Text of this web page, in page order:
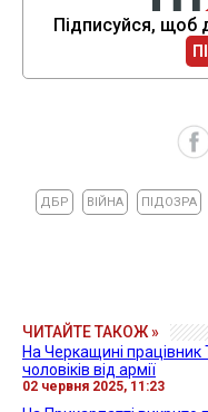
Підписуйся, щоб
ДБР ВІЙНА ПІДОЗРА
ЧИТАЙТЕ ТАКОЖ »
На Черкащині
чоловіків від армії
02 червня 2025, 11:23